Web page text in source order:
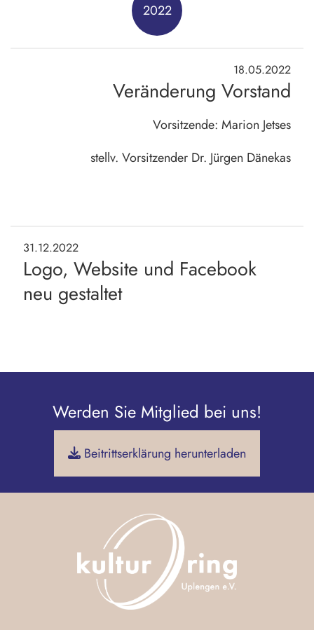
2022
18.05.2022
Veränderung Vorstand
Vorsitzende: Marion Jetses
stellv. Vorsitzender Dr. Jürgen Dänekas
31.12.2022
Logo, Website und Facebook
neu gestaltet
Werden Sie Mitglied bei uns!
Beitrittserklärung herunterladen